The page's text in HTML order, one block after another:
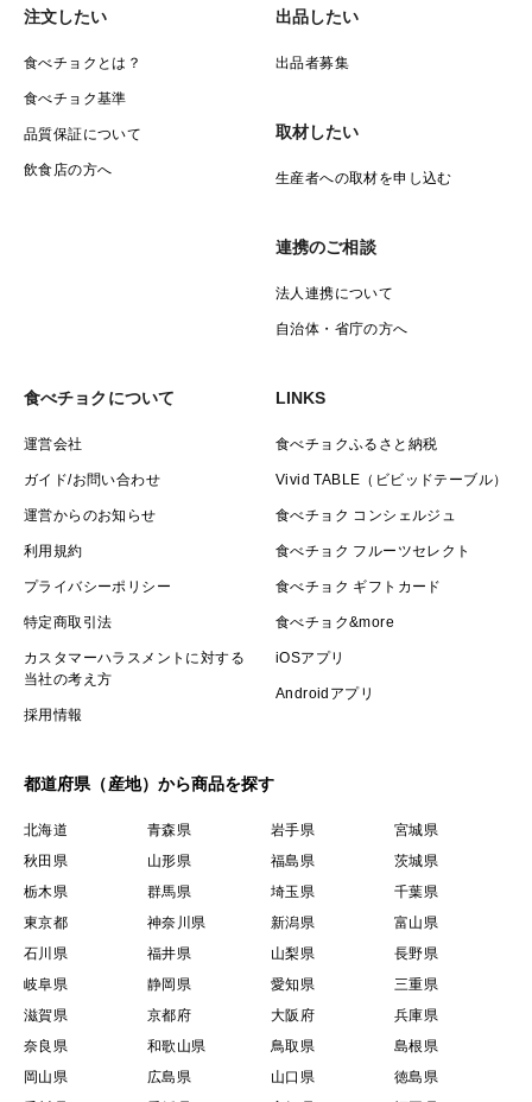
注文したい
食べチョクとは？
食べチョク基準
品質保証について
飲食店の方へ
出品したい
出品者募集
取材したい
生産者への取材を申し込む
連携のご相談
法人連携について
自治体・省庁の方へ
食べチョクについて
運営会社
ガイド/お問い合わせ
運営からのお知らせ
利用規約
プライバシーポリシー
特定商取引法
カスタマーハラスメントに対する
当社の考え方
採用情報
LINKS
食べチョクふるさと納税
Vivid TABLE（ビビッドテーブル）
食べチョク コンシェルジュ
食べチョク フルーツセレクト
食べチョク ギフトカード
食べチョク&more
iOSアプリ
Androidアプリ
都道府県（産地）から商品を探す
北海道 青森県 岩手県
宮城県
秋田県
山形県 福島県
茨城県
栃木県
群馬県 埼玉県
千葉県
東京都
神奈川県 新潟県
富山県
石川県
福井県 山梨県
長野県
岐阜県
静岡県 愛知県
三重県
滋賀県
京都府 大阪府
兵庫県
奈良県
和歌山県 鳥取県
島根県
岡山県
広島県 山口県
徳島県